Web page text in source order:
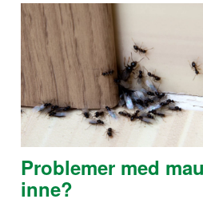
Problemer med
inne?